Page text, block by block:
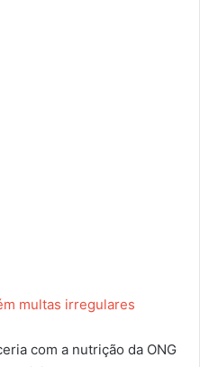
multas irregulares
com a nutrição da ONG